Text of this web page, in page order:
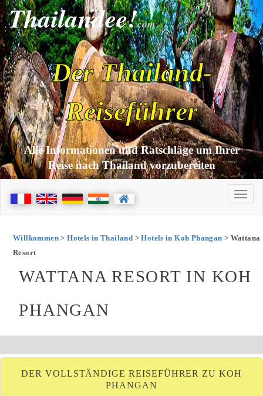
Thailandee!com
Der Thailand-
Reiseführer
Alle Informationen und Ratschläge um Ihrer
Reise nach Thailand vorzubereiten
Willkommen>Hotels in Thailand >Hotels in Koh Phangan > Wattana
Resort
WATTANA RESORT IN KOH
PHANGAN
DER VOLLSTÄNDIGE REISEFÜHRER ZU KOH
PHANGAN